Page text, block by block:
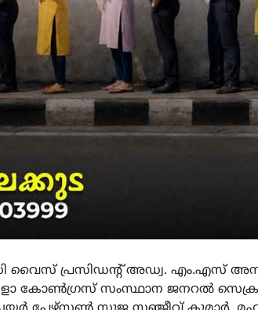
വൈസ് പ്രസിഡന്റ് അഡ്വ. എം.എസ്
കോൺഗ്രസ് സംസ്ഥാന ജനറൽ